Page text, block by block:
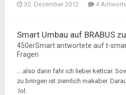
30. Dezember 2012 4
Smart Umbau auf BRABUS
450erSmartantwortete auft-
Fragen
....also dann fahr ich lieber kettcar.
zu bringen ist ziemlich makaber.
:lol: